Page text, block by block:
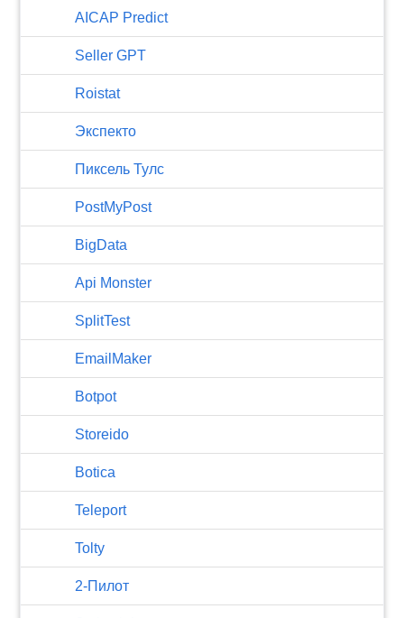
AICAP Predict
Seller GPT
Roistat
Экспекто
Пиксель Тулс
PostMyPost
BigData
Api Monster
SplitTest
EmailMaker
Botpot
Storeido
Botica
Teleport
Tolty
2-Пилот